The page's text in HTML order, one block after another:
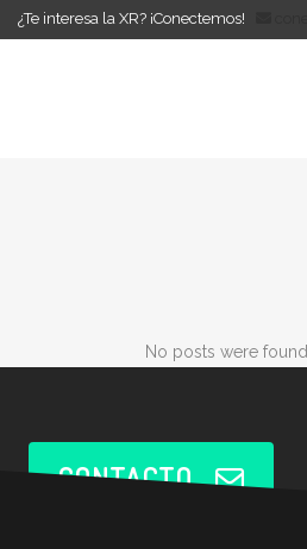
¿Te interesa la XR? ¡Conectemos!
No posts were found.
CONTACTO